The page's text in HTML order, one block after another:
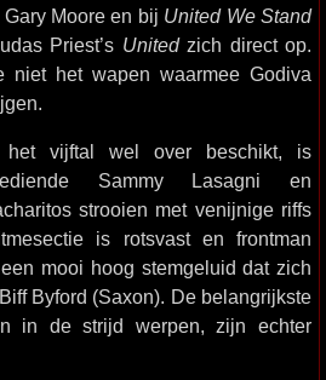
Moore en bij United We Stand
Priest’s Unitedzich direct op.
niet het wapen waarmee Godiva
het vijftal wel over beschikt, is
Sammy Lasagni en
strooien met venijnige riffs
is rotsvast en frontman
mooi hoog stemgeluid dat zich
Byford (Saxon). De belangrijkste
in de strijd werpen, zijn echter